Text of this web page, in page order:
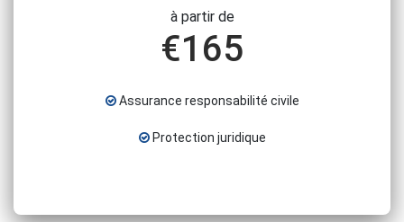
à partir de
€165
Assurance responsabilité civile
Protection juridique